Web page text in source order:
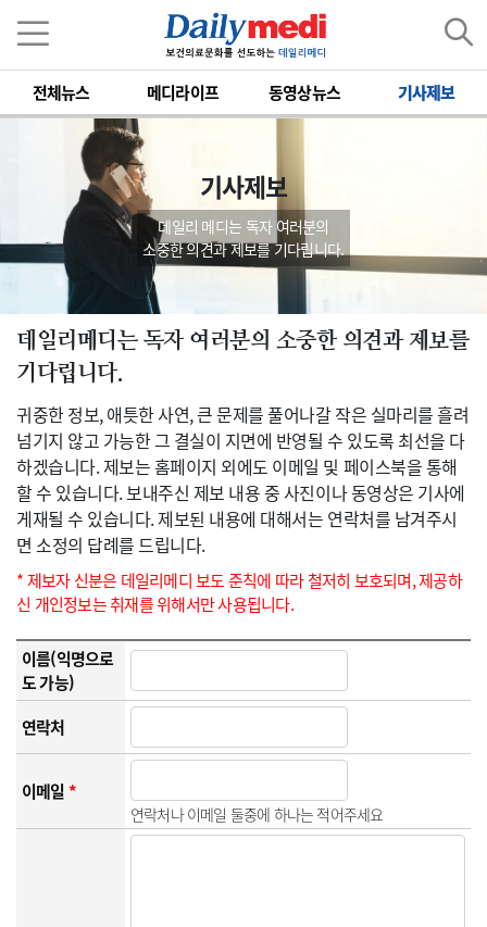
전체뉴스 메디라이프 동영상뉴스 기사제보
기사제보
데일리 메디는 독자 여러분의
소중한 의견과 제보를 기다립니다.
데일리메디는 독자 여러분의 소중한 의견과 제보를
기다립니다.
귀중한 정보, 애틋한 사연, 큰 문제를 풀어나갈 작은 실마리를 흘려
넘기지 않고 가능한 그 결실이 지면에 반영될 수 있도록 최선을 다
하겠습니다. 제보는 홈페이지 외에도 이메일 및 페이스북을 통해
할 수 있습니다. 보내주신 제보 내용 중 사진이나 동영상은 기사에
게재될 수 있습니다. 제보된 내용에 대해서는 연락처를 남겨주시
면 소정의 답례를 드립니다.
* 제보자 신분은 데일리메디 보도 준칙에 따라 철저히 보호되며, 제공하
신 개인정보는 취재를 위해서만 사용됩니다.
이름(익명으로
도 가능)
연락처
이메일*
연락처나 이메일 둘중에 하나는 적어주세요